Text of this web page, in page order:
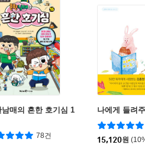
남매의 흔한 호기심 1
78건
나에게 들려
15,120원